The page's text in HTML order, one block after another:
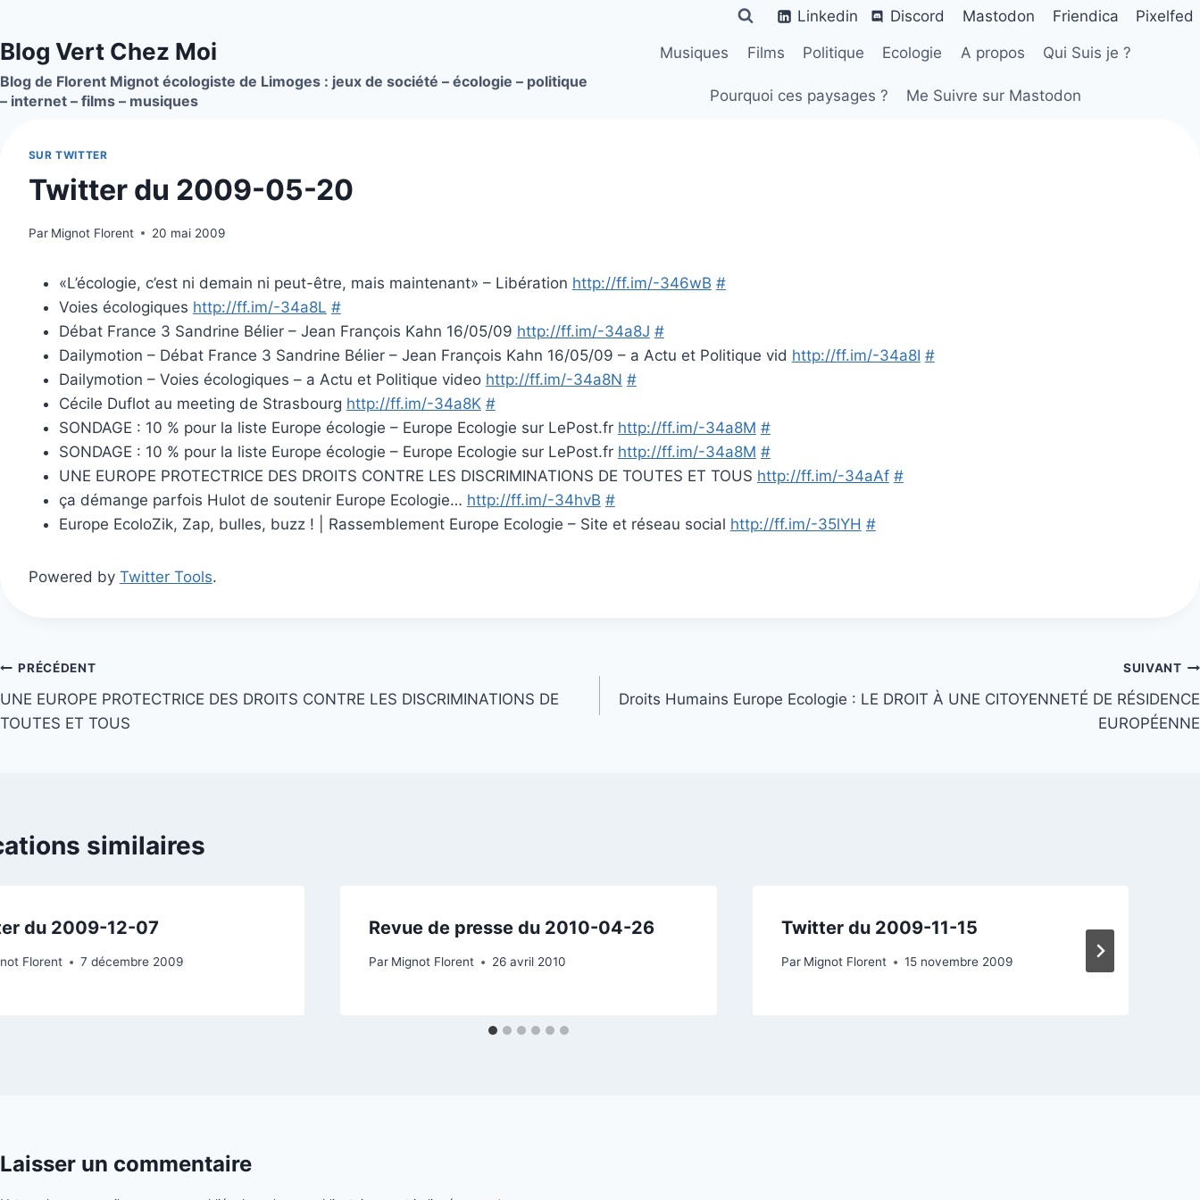
contenu
Linkedin Discord Mastodon Friendica Pixelfed
Blog Vert Chez Moi
Blog de Florent Mignot écologiste de Limoges : jeux de société – écologie – politique
– internet – films – musiques
Musiques Films Politique Ecologie A propos Qui Suis je ?
Pourquoi ces paysages ? Me Suivre sur Mastodon
SUR TWITTER
Twitter du 2009-05-20
Par Mignot Florent 20 mai 2009
«L’écologie, c’est ni demain ni peut-être, mais maintenant» – Libération http://ff.im/-346wB #
Voies écologiques http://ff.im/-34a8L #
Débat France 3 Sandrine Bélier – Jean François Kahn 16/05/09 http://ff.im/-34a8J #
Dailymotion – Débat France 3 Sandrine Bélier – Jean François Kahn 16/05/09 – a Actu et Politique vid http://ff.im/-34a8I #
Dailymotion – Voies écologiques – a Actu et Politique video http://ff.im/-34a8N #
Cécile Duflot au meeting de Strasbourg http://ff.im/-34a8K #
SONDAGE : 10 % pour la liste Europe écologie – Europe Ecologie sur LePost.fr http://ff.im/-34a8M #
SONDAGE : 10 % pour la liste Europe écologie – Europe Ecologie sur LePost.fr http://ff.im/-34a8M #
UNE EUROPE PROTECTRICE DES DROITS CONTRE LES DISCRIMINATIONS DE TOUTES ET TOUS http://ff.im/-34aAf #
ça démange parfois Hulot de soutenir Europe Ecologie… http://ff.im/-34hvB #
Europe EcoloZik, Zap, bulles, buzz ! | Rassemblement Europe Ecologie – Site et réseau social http://ff.im/-35lYH #
Powered by Twitter Tools.
Navigation
de
PRÉCÉDENT
UNE EUROPE PROTECTRICE DES DROITS CONTRE LES DISCRIMINATIONS DE
TOUTES ET TOUS
SUIVANT
Droits Humains Europe Ecologie : LE DROIT À UNE CITOYENNETÉ DE RÉSIDENCE
EUROPÉENNE
similaires
du 2009-12-07
Florent 7 décembre 2009
Revue de presse du 2010-04-26
Par Mignot Florent 26 avril 2010
Twitter du 2009-11-15
Par Mignot Florent 15 novembre 2009
Laisser un commentaire